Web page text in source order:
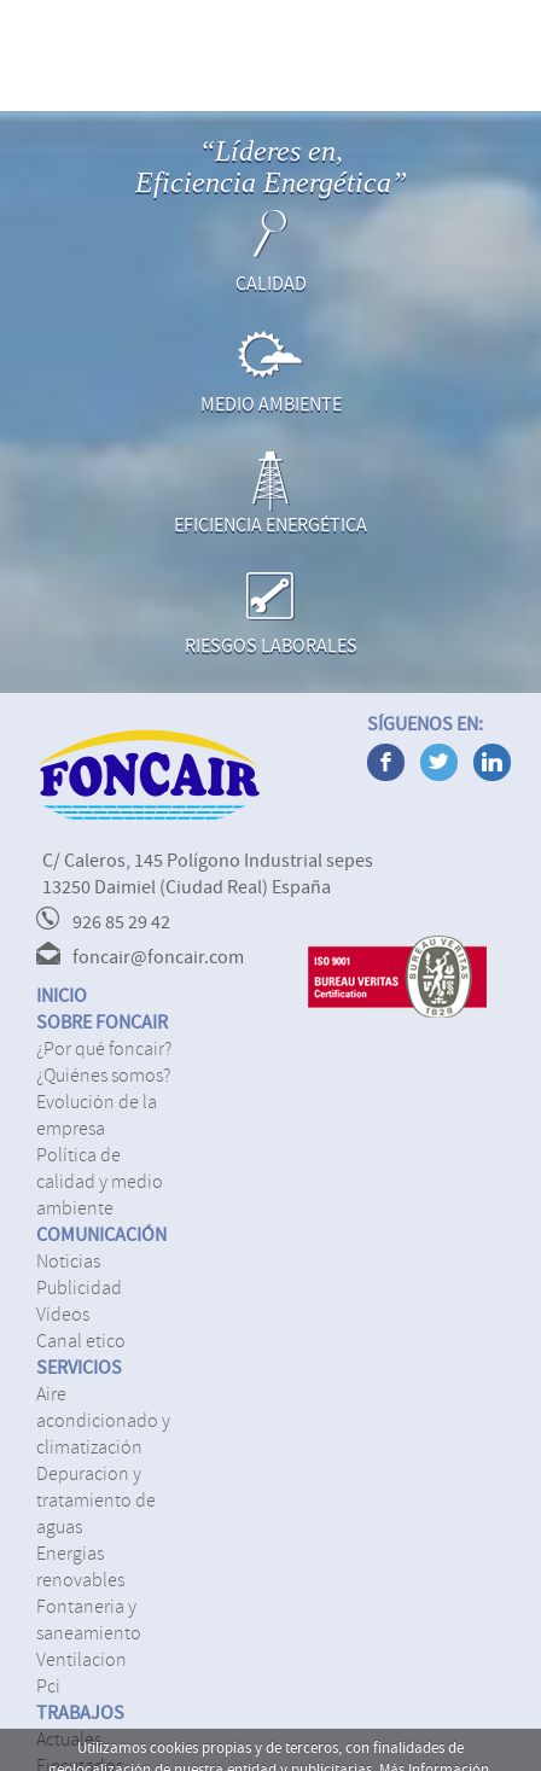
Utilizamos cookies propias y de terceros, con finalidades de
“Líderes en,
Eficiencia Energética”
CALIDAD
MEDIO AMBIENTE
EFICIENCIA ENERGÉTICA
RIESGOS LABORALES
C/ Caleros, 145 Polígono Industrial sepes
13250 Daimiel (Ciudad Real) España
926 85 29 42
foncair@foncair.com
SÍGUENOS EN:
INICIO
SOBRE FONCAIR
¿por qué foncair?
¿quiénes somos?
evolución de la
empresa
política de
calidad y medio
ambiente
COMUNICACIÓN
noticias
publicidad
vídeos
canal etico
SERVICIOS
aire
acondicionado y
climatización
depuracion y
tratamiento de
aguas
energias
renovables
fontaneria y
saneamiento
ventilacion
pci
TRABAJOS
actuales
ejecutados